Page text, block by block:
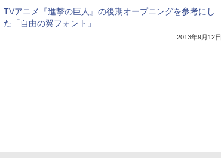
TVアニメ『進撃の巨人』の後期オープニングを参考にし
た「自由の翼フォント」
2013年9月12日